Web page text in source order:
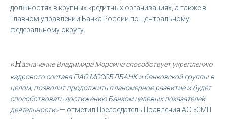
должностях в крупных кредитных организациях, а также в
Главном управлении Банка России по Центральному
федеральному округу.
«Назначение Владимира Морсина способствует укреплению
кадрового состава ПАО МОСОБЛБАНК и банковской группы в
целом, позволит продолжить планомерное развитие и будет
способствовать достижению Банком целевых показателей
деятельности»— отметил Председатель Правления АО «СМП